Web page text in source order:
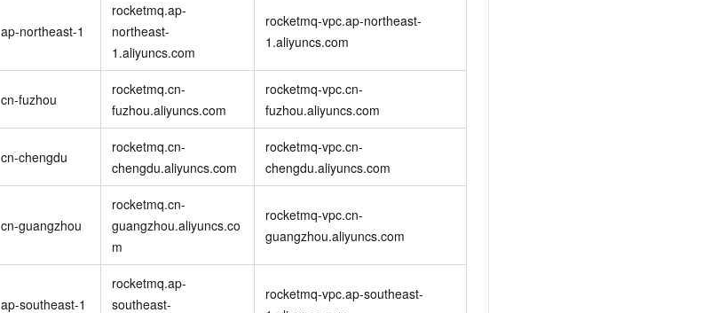
ap-northeast-1
rocketmq.ap-
northeast-
1.aliyuncs.com
rocketmq-vpc.ap-northeast-
1.aliyuncs.com
cn-fuzhou
rocketmq.cn-
fuzhou.aliyuncs.com
rocketmq-vpc.cn-
fuzhou.aliyuncs.com
cn-chengdu
rocketmq.cn-
chengdu.aliyuncs.com
rocketmq-vpc.cn-
chengdu.aliyuncs.com
cn-guangzhou
rocketmq.cn-
guangzhou.aliyuncs.co
m
rocketmq-vpc.cn-
guangzhou.aliyuncs.com
ap-southeast-1
rocketmq.ap-
southeast-
rocketmq-vpc.ap-southeast-